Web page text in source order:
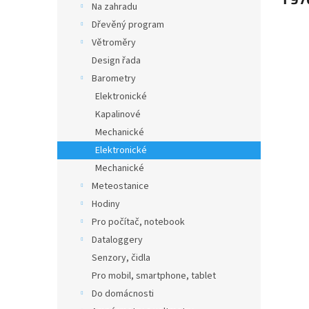
Na zahradu
Dřevěný program
Větroměry
Design řada
Barometry
Elektronické
Kapalinové
Mechanické
Elektronické
Mechanické
Meteostanice
Hodiny
Pro počítač, notebook
Dataloggery
Senzory, čidla
Pro mobil, smartphone, tablet
Do domácnosti